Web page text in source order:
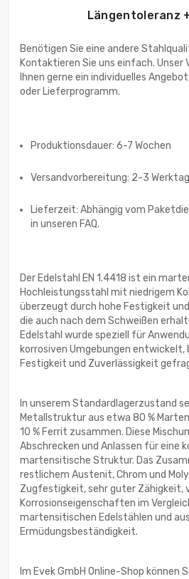
Längentoleranz
Benötigen Sie eine andere
Kontaktieren Sie uns einfach.
Ihnen gerne ein individuelles
oder Lieferprogramm.
Produktionsdauer: 6-7 Wochen
Versandvorbereitung: 2-3
Lieferzeit: Abhängig vom
in unseren FAQ.
Der Edelstahl EN 1.4418 ist ein
Hochleistungsstahl mit niedrigem
überzeugt durch hohe Festigkeit
die auch nach dem Schweißen
Edelstahl wurde speziell für
korrosiven Umgebungen entwickelt,
Festigkeit und Zuverlässigkeit
In unserem Standardlagerzustand
Metallstruktur aus etwa 80 %
10 % Ferrit zusammen. Diese
Abschrecken und Anlassen für eine
martensitische Struktur. Das
restlichem Austenit, Chrom und
Zugfestigkeit, sehr guter Zähigkeit,
Korrosionseigenschaften im
martensitischen Edelstählen und
Ermüdungsbeständigkeit.
Im Evek GmbH Online-Shop können